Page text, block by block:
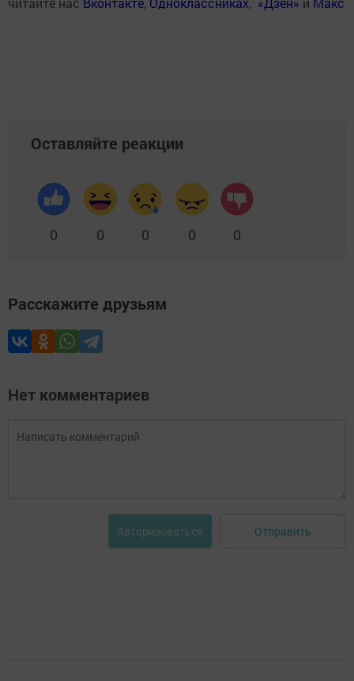
Оставляйте реакции
0 0 0 0 0
Расскажите друзьям
Нет комментариев
Авторизоваться Отправить